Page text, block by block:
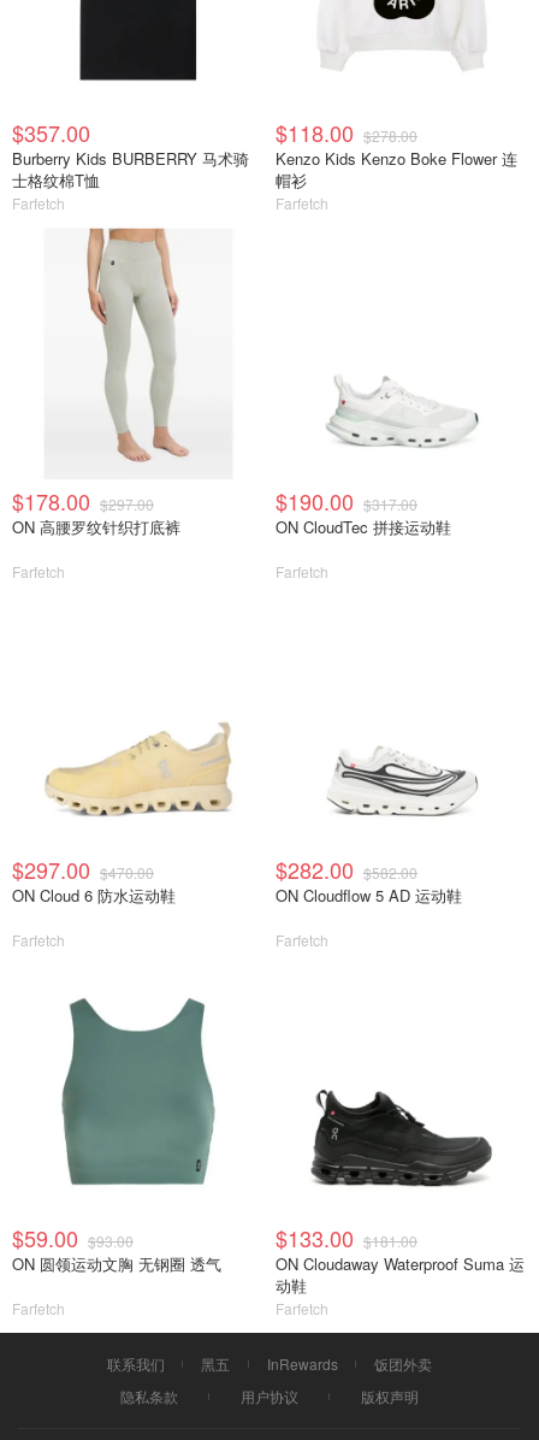
$357.00
Burberry Kids BURBERRY 马术骑
士格纹棉T恤
Farfetch
$118.00 $278.00
Kenzo Kids Kenzo Boke Flower 连
帽衫
Farfetch
$178.00 $297.00
ON 高腰罗纹针织打底裤
Farfetch
$190.00 $317.00
ON CloudTec 拼接运动鞋
Farfetch
$297.00 $470.00
ON Cloud 6 防水运动鞋
Farfetch
$282.00 $582.00
ON Cloudflow 5 AD 运动鞋
Farfetch
$59.00 $93.00
ON 圆领运动文胸 无钢圈 透气
Farfetch
$133.00 $181.00
ON Cloudaway Waterproof Suma 运
动鞋
Farfetch
联系我们 黑五 InRewards
饭团外卖
隐私条款
用户协议 版权声明